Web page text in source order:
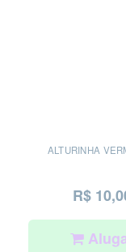
ALTURINHA
R$